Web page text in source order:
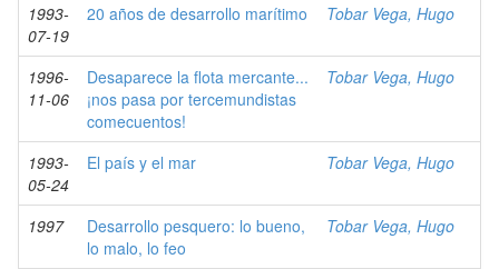
1993-
07-19
20 años de desarrollo marítimo Tobar Vega, Hugo
1996-
11-06
Desaparece la flota mercante...
¡nos pasa por tercemundistas
comecuentos!
Tobar Vega, Hugo
1993-
05-24
El país y el mar Tobar Vega, Hugo
1997
Desarrollo pesquero: lo bueno,
lo malo, lo feo
Tobar Vega, Hugo